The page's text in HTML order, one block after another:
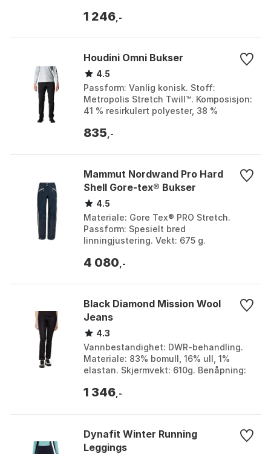
Black out, Syrah. St...
1 246 ,-
Houdini Omni Bukser
4.5
Passform: Vanlig konisk. Stoff:
Metropolis Stretch Twill™. Komposisjon:
41 % resirkulert polyester, 38 %
Produsjonsland: Port...
835 ,-
Mammut Nordwand Pro Hard
Shell Gore-tex® Bukser
4.5
Materiale: Gore Tex® PRO Stretch.
Passform: Spesielt bred
linningjustering. Vekt: 675 g.
Farge: Azurit, Night, Sky. Størrels...
4 080 ,-
Black Diamond Mission Wool
Jeans
4.3
Vannbestandighet: DWR-behandling.
Materiale: 83% bomull, 16% ull, 1%
elastan. Skjermvekt: 610g. Benåpning:
8.
1 346 ,-
Dynafit Winter Running
Leggings